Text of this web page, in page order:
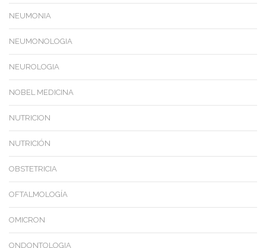
NEUMONIA
NEUMONOLOGIA
NEUROLOGIA
NOBEL MEDICINA
NUTRICION
NUTRICIÓN
OBSTETRICIA
OFTALMOLOGÍA
OMICRON
ONDONTOLOGIA